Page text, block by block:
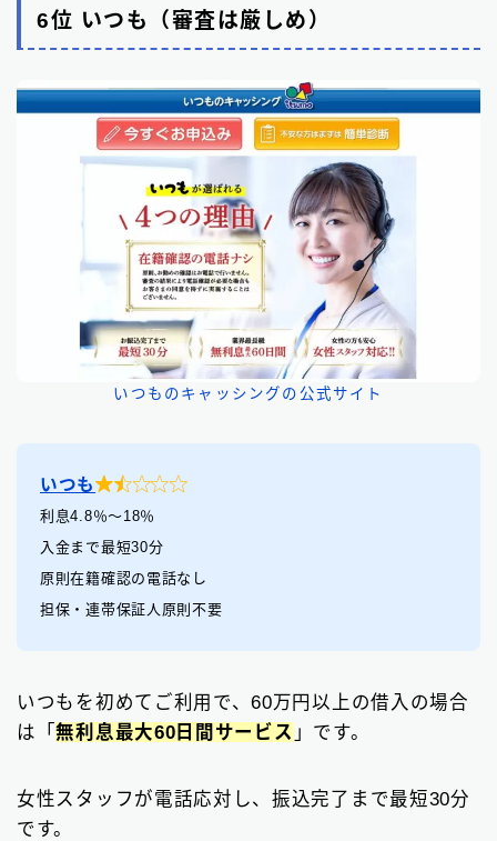
6位 いつも（審査は厳しめ）
いつものキャッシングの公式サイト
いつも
利息4.8％〜18％
入金まで最短30分
原則在籍確認の電話なし
担保・連帯保証人原則不要
いつもを初めてご利用で、60万円以上の借入の場合
は「無利息最大60日間サービス 」です。
女性スタッフが電話応対し、振込完了まで最短30分
です。